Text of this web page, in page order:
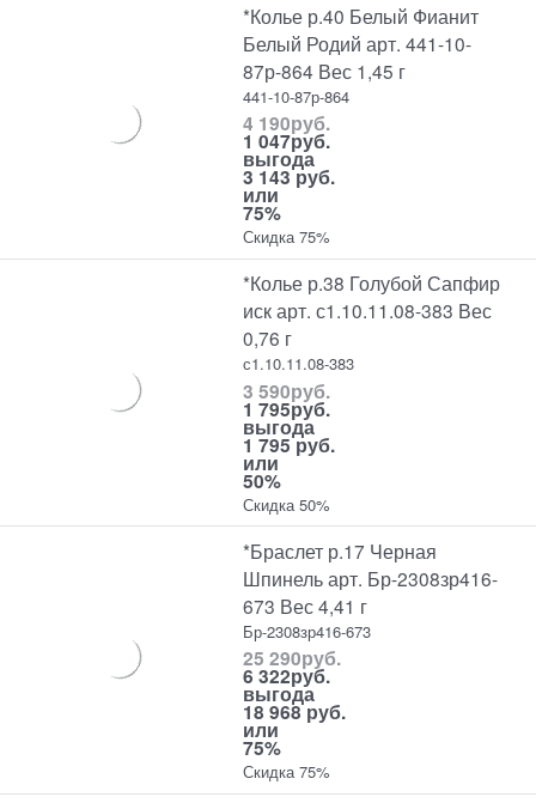
*Колье р.40 Белый Фианит
Белый Родий арт. 441-10-
87р-864 Вес 1,45 г
441-10-87р-864
4 190руб.
1 047руб.
выгода
3 143 руб.
или
75%
Скидка 75%
*Колье р.38 Голубой Сапфир
иск арт. с1.10.11.08-383 Вес
0,76 г
с1.10.11.08-383
3 590руб.
1 795руб.
выгода
1 795 руб.
или
50%
Скидка 50%
*Браслет р.17 Черная
Шпинель арт. Бр-2308зр416-
673 Вес 4,41 г
Бр-2308зр416-673
25 290руб.
6 322руб.
выгода
18 968 руб.
или
75%
Скидка 75%